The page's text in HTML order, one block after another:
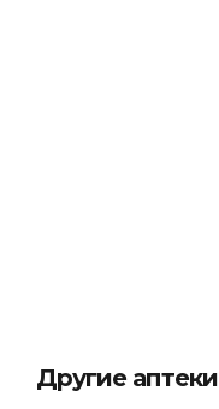
Другие